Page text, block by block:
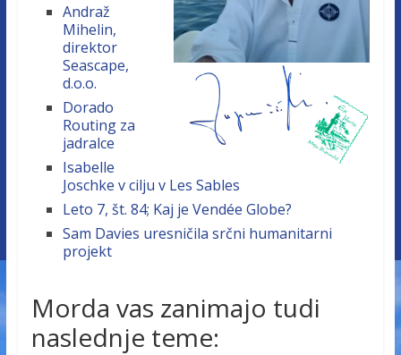
Andraž
Mihelin,
direktor
Seascape,
d.o.o.
Dorado
Routing za
jadralce
Isabelle
Joschke v cilju v Les Sables
Leto 7, št. 84; Kaj je Vendée Globe?
Sam Davies uresničila srčni humanitarni
projekt
Morda vas zanimajo tudi
naslednje teme: